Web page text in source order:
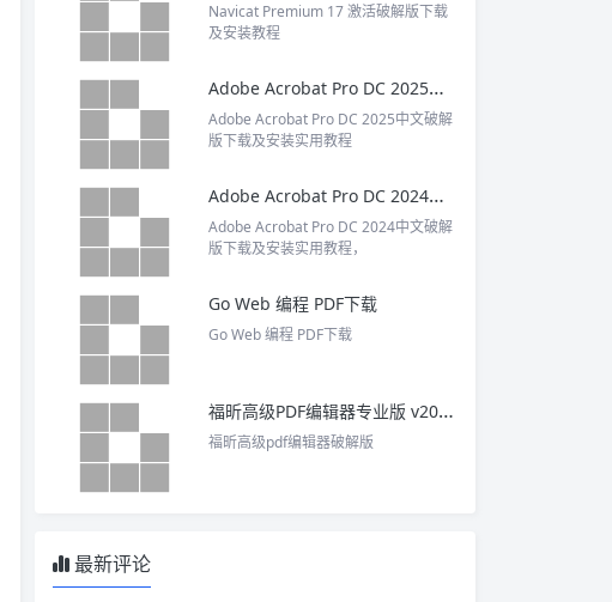
Navicat Premium 17 激活破解版下载
及安装教程
Adobe Acrobat Pro DC 2025中文破解版下载及安装实用教程
Adobe Acrobat Pro DC 2025中文破解
版下载及安装实用教程
Adobe Acrobat Pro DC 2024中文破解版下载及安装实用教程
Adobe Acrobat Pro DC 2024中文破解
版下载及安装实用教程，
Go Web 编程 PDF下载
Go Web 编程 PDF下载
福昕高级PDF编辑器专业版 v2025 中文激活版
福昕高级pdf编辑器破解版
最新评论